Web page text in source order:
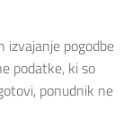
izvajanje pogodbe
podatke, ki so
ponudnik ne